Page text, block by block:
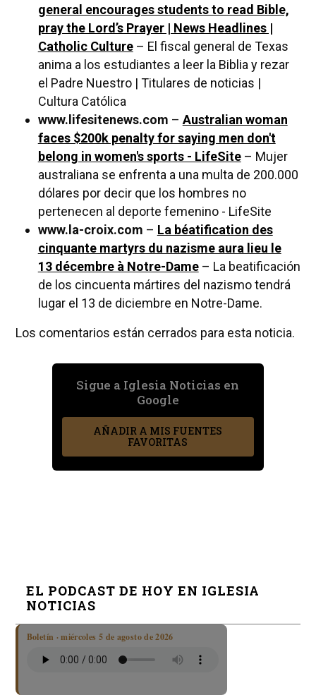
general encourages students to read Bible,
pray the Lord’s Prayer | News Headlines |
Catholic Culture– El fiscal general de Texas
anima a los estudiantes a leer la Biblia y rezar
el Padre Nuestro | Titulares de noticias |
Cultura Católica
www.lifesitenews.com –Australian woman
faces $200k penalty for saying men don't
belong in women's sports - LifeSite– Mujer
australiana se enfrenta a una multa de 200.000
dólares por decir que los hombres no
pertenecen al deporte femenino - LifeSite
www.la-croix.com – La béatification des
cinquante martyrs du nazisme aura lieu le
13 décembre à Notre-Dame– La beatificación
de los cincuenta mártires del nazismo tendrá
lugar el 13 de diciembre en Notre-Dame.
Los comentarios están cerrados para esta noticia.
Sigue a Iglesia Noticias en
Google
AÑADIR A MIS FUENTES
FAVORITAS
EL PODCAST DE HOY EN IGLESIA
NOTICIAS
Boletín · miércoles 5 de agosto de 2026